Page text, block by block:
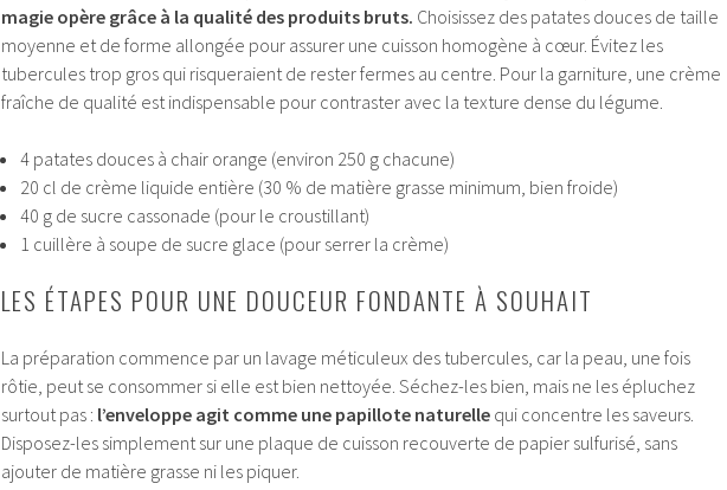
magie opère grâce à la qualité des produits bruts. Choisissez des patates douces de taille
moyenne et de forme allongée pour assurer une cuisson homogène à cœur. Évitez les
tubercules trop gros qui risqueraient de rester fermes au centre. Pour la garniture, une crème
fraîche de qualité est indispensable pour contraster avec la texture dense du légume.
4 patates douces à chair orange (environ 250 g chacune)
20 cl de crème liquide entière (30 % de matière grasse minimum, bien froide)
40 g de sucre cassonade (pour le croustillant)
1 cuillère à soupe de sucre glace (pour serrer la crème)
LES ÉTAPES POUR UNE DOUCEUR FONDANTE À SOUHAIT
La préparation commence par un lavage méticuleux des tubercules, car la peau, une fois
rôtie, peut se consommer si elle est bien nettoyée. Séchez-les bien, mais ne les épluchez
surtout pas : l’enveloppe agit comme une papillote naturelle qui concentre les saveurs.
Disposez-les simplement sur une plaque de cuisson recouverte de papier sulfurisé, sans
ajouter de matière grasse ni les piquer.